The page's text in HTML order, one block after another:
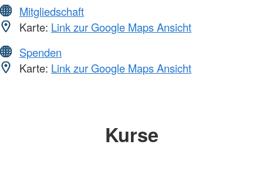
Mitgliedschaft
Karte: Link zur Google Maps Ansicht
Spenden
Karte: Link zur Google Maps Ansicht
Kurse